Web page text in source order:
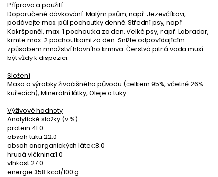
Příprava a použití
Doporučené dávkování: Malým psům, např. Jezevčíkovi,
podávejte max. půl pochoutky denně. Střední psy, např.
Kokršpaněl, max. 1 pochoutka za den. Velké psy, např. Labrador,
krmte max. 2 pochoutkami za den. Snižte odpovídajícím
způsobem množství hlavního krmiva. Čerstvá pitná voda musí
být vždy k dispozici.
Složení
Maso a výrobky živočišného původu (celkem 95%, včetně 26%
kuřecích), Minerální látky, Oleje a tuky
Výživové hodnoty
Analytické složky (v %):
protein:41.0
obsah tuku:22.0
obsah anorganických látek:8.0
hrubá vláknina:1.0
vlhkost:27.0
energie:358 kcal/100 g